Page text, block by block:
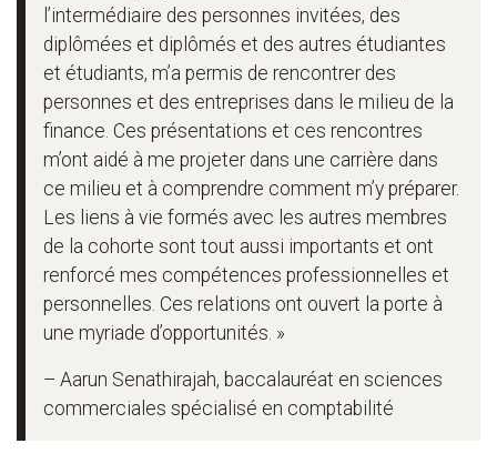
l’intermédiaire des personnes invitées, des
diplômées et diplômés et des autres étudiantes
et étudiants, m’a permis de rencontrer des
personnes et des entreprises dans le milieu de la
finance. Ces présentations et ces rencontres
m’ont aidé à me projeter dans une carrière dans
ce milieu et à comprendre comment m’y préparer.
Les liens à vie formés avec les autres membres
de la cohorte sont tout aussi importants et ont
renforcé mes compétences professionnelles et
personnelles. Ces relations ont ouvert la porte à
une myriade d’opportunités. »
– Aarun Senathirajah, baccalauréat en sciences
commerciales spécialisé en comptabilité